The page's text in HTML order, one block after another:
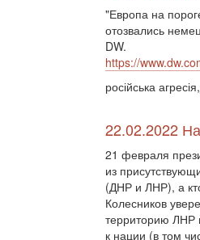
"Европа на
отозвались
DW.
https://
російська
22.02.2022
21 февраля
из
(ДНР и ЛНР), а
Колесников
территорию ЛНР
к нации (в том